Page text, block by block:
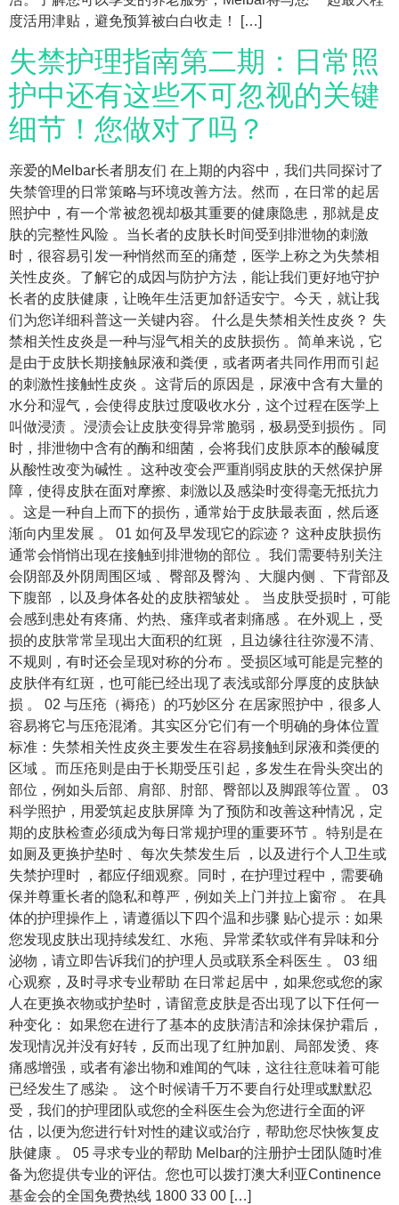
度活用津贴，避免预算被白白收走！ […]
失禁护理指南第二期：日常照
护中还有这些不可忽视的关键
细节！您做对了吗？
亲爱的Melbar长者朋友们 在上期的内容中，我们共同探讨了
失禁管理的日常策略与环境改善方法。然而，在日常的起居
照护中，有一个常被忽视却极其重要的健康隐患，那就是皮
肤的完整性风险 。当长者的皮肤长时间受到排泄物的刺激
时，很容易引发一种悄然而至的痛楚，医学上称之为失禁相
关性皮炎。了解它的成因与防护方法，能让我们更好地守护
长者的皮肤健康，让晚年生活更加舒适安宁。今天，就让我
们为您详细科普这一关键内容。 什么是失禁相关性皮炎？ 失
禁相关性皮炎是一种与湿气相关的皮肤损伤 。简单来说，它
是由于皮肤长期接触尿液和粪便，或者两者共同作用而引起
的刺激性接触性皮炎 。这背后的原因是，尿液中含有大量的
水分和湿气，会使得皮肤过度吸收水分，这个过程在医学上
叫做浸渍 。浸渍会让皮肤变得异常脆弱，极易受到损伤 。同
时，排泄物中含有的酶和细菌，会将我们皮肤原本的酸碱度
从酸性改变为碱性 。这种改变会严重削弱皮肤的天然保护屏
障，使得皮肤在面对摩擦、刺激以及感染时变得毫无抵抗力
。这是一种自上而下的损伤，通常始于皮肤最表面，然后逐
渐向内里发展 。 01 如何及早发现它的踪迹？ 这种皮肤损伤
通常会悄悄出现在接触到排泄物的部位 。我们需要特别关注
会阴部及外阴周围区域 、臀部及臀沟 、大腿内侧 、下背部及
下腹部 ，以及身体各处的皮肤褶皱处 。 当皮肤受损时，可能
会感到患处有疼痛、灼热、瘙痒或者刺痛感 。在外观上，受
损的皮肤常常呈现出大面积的红斑 ，且边缘往往弥漫不清、
不规则，有时还会呈现对称的分布 。受损区域可能是完整的
皮肤伴有红斑，也可能已经出现了表浅或部分厚度的皮肤缺
损 。 02 与压疮（褥疮）的巧妙区分 在居家照护中，很多人
容易将它与压疮混淆。其实区分它们有一个明确的身体位置
标准：失禁相关性皮炎主要发生在容易接触到尿液和粪便的
区域 。而压疮则是由于长期受压引起，多发生在骨头突出的
部位，例如头后部、肩部、肘部、臀部以及脚跟等位置 。 03
科学照护，用爱筑起皮肤屏障 为了预防和改善这种情况，定
期的皮肤检查必须成为每日常规护理的重要环节 。特别是在
如厕及更换护垫时 、每次失禁发生后 ，以及进行个人卫生或
失禁护理时 ，都应仔细观察。同时，在护理过程中，需要确
保并尊重长者的隐私和尊严，例如关上门并拉上窗帘 。 在具
体的护理操作上，请遵循以下四个温和步骤 贴心提示：如果
您发现皮肤出现持续发红、水疱、异常柔软或伴有异味和分
泌物，请立即告诉我们的护理人员或联系全科医生 。 03 细
心观察，及时寻求专业帮助 在日常起居中，如果您或您的家
人在更换衣物或护垫时，请留意皮肤是否出现了以下任何一
种变化： 如果您在进行了基本的皮肤清洁和涂抹保护霜后，
发现情况并没有好转，反而出现了红肿加剧、局部发烫、疼
痛感增强，或者有渗出物和难闻的气味，这往往意味着可能
已经发生了感染 。 这个时候请千万不要自行处理或默默忍
受，我们的护理团队或您的全科医生会为您进行全面的评
估，以便为您进行针对性的建议或治疗，帮助您尽快恢复皮
肤健康 。 05 寻求专业的帮助 Melbar的注册护士团队随时准
备为您提供专业的评估。您也可以拨打澳大利亚Continence
基金会的全国免费热线 1800 33 00 […]